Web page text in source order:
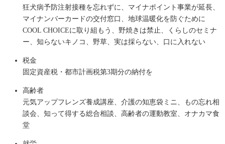
狂犬病予防注射接種を忘れずに、マイナポイント事業が延長、
マイナンバーカードの交付窓口、地球温暖化を防ぐために
COOL CHOICEに取り組もう、野焼きは禁止、くらしのセミナ
ー、知らないキノコ、野草、実は採らない、口に入れない
税金
固定資産税・都市計画税第3期分の納付を
高齢者
元気アップフレンズ養成講座、介護の知恵袋ミニ、もの忘れ相
談会、知って得する総合相談、高齢者の運動教室、オナカマ食
堂